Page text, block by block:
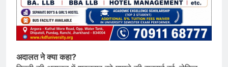
अदालत ने क्या कहा?